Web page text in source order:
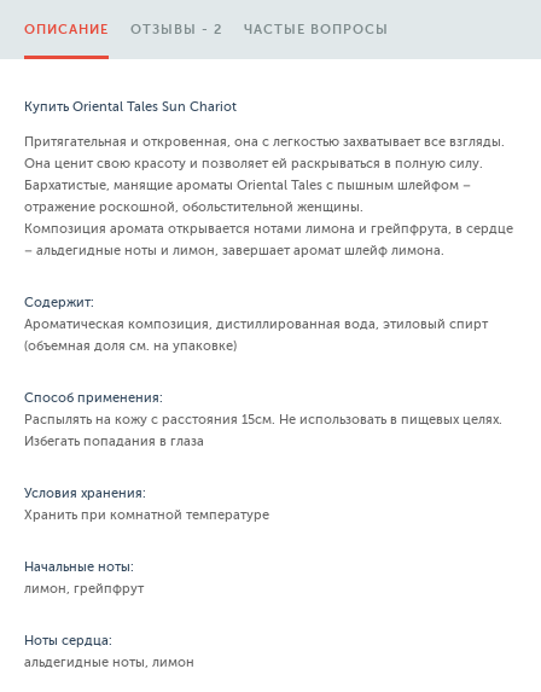
ОПИСАНИЕ ОТЗЫВЫ - 2 ЧАСТЫЕ ВОПРОСЫ
Купить Oriental Tales Sun Chariot
Притягательная и откровенная, она с легкостью захватывает все взгляды.
Она ценит свою красоту и позволяет ей раскрываться в полную силу.
Бархатистые, манящие ароматы Oriental Tales с пышным шлейфом –
отражение роскошной, обольстительной женщины.
Композиция аромата открывается нотами лимона и грейпфрута, в сердце
– альдегидные ноты и лимон, завершает аромат шлейф лимона.
Содержит:
Ароматическая композиция, дистиллированная вода, этиловый спирт
(объемная доля см. на упаковке)
Способ применения:
Распылять на кожу с расстояния 15см. Не использовать в пищевых целях.
Избегать попадания в глаза
Условия хранения:
Хранить при комнатной температуре
Начальные ноты:
лимон, грейпфрут
Ноты сердца:
альдегидные ноты, лимон